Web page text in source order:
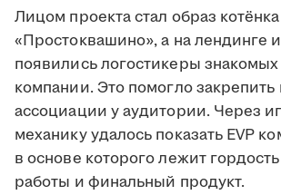
Лицом проекта стал образ
«Простоквашино», а на лендинге
появились логостикеры
компании. Это помогло
ассоциации у аудитории. Через
механику удалось показать EVP
в основе которого лежит
работы и финальный продукт.